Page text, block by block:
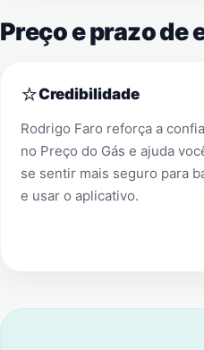
Preço e prazo de
⭐Credibilidade
Rodrigo Faro reforça a
no Preço do Gás e ajuda
se sentir mais seguro para
e usar o aplicativo.